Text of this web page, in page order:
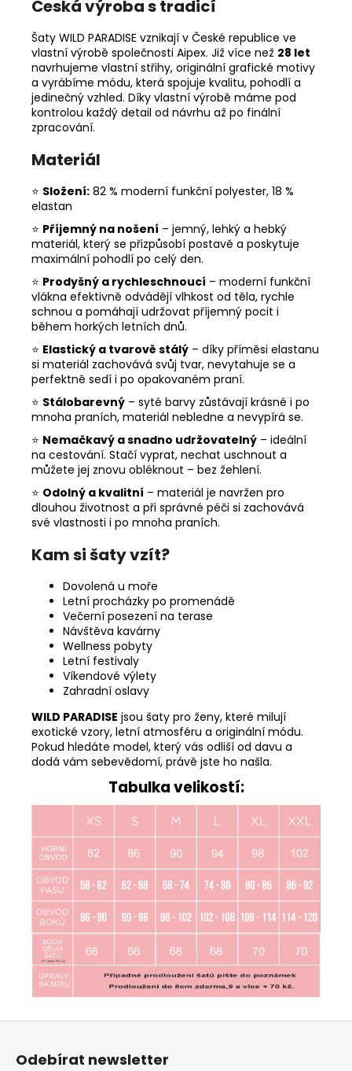
Česká výroba s tradicí
Šaty WILD PARADISE vznikají v České republice ve
vlastní výrobě společnosti Aipex. Již více než 28 let
navrhujeme vlastní střihy, originální grafické motivy
a vyrábíme módu, která spojuje kvalitu, pohodlí a
jedinečný vzhled. Díky vlastní výrobě máme pod
kontrolou každý detail od návrhu až po finální
zpracování.
Materiál
⭐ Složení: 82 % moderní funkční polyester, 18 %
elastan
⭐ Příjemný na nošení – jemný, lehký a hebký
materiál, který se přizpůsobí postavě a poskytuje
maximální pohodlí po celý den.
⭐ Prodyšný a rychleschnoucí – moderní funkční
vlákna efektivně odvádějí vlhkost od těla, rychle
schnou a pomáhají udržovat příjemný pocit i
během horkých letních dnů.
⭐ Elastický a tvarově stálý – díky příměsi elastanu
si materiál zachovává svůj tvar, nevytahuje se a
perfektně sedí i po opakovaném praní.
⭐ Stálobarevný – syté barvy zůstávají krásné i po
mnoha praních, materiál nebledne a nevypírá se.
⭐ Nemačkavý a snadno udržovatelný – ideální
na cestování. Stačí vyprat, nechat uschnout a
můžete jej znovu obléknout – bez žehlení.
⭐ Odolný a kvalitní – materiál je navržen pro
dlouhou životnost a při správné péči si zachovává
své vlastnosti i po mnoha praních.
Kam si šaty vzít?
Dovolená u moře
Letní procházky po promenádě
Večerní posezení na terase
Návštěva kavárny
Wellness pobyty
Letní festivaly
Víkendové výlety
Zahradní oslavy
WILD PARADISE jsou šaty pro ženy, které milují
exotické vzory, letní atmosféru a originální módu.
Pokud hledáte model, který vás odliší od davu a
dodá vám sebevědomí, právě jste ho našla.
Tabulka velikostí:
Odebírat newsletter